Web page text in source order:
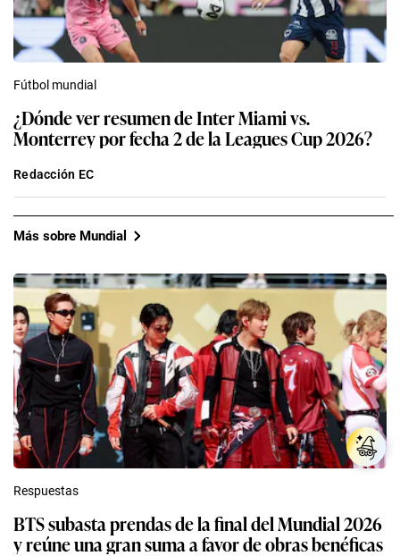
Fútbol mundial
¿Dónde ver resumen de Inter Miami vs.
Monterrey por fecha 2 de la Leagues Cup 2026?
Redacción EC
Más sobre Mundial
Respuestas
BTS subasta prendas de la final del Mundial 2026
y reúne una gran suma a favor de obras benéficas